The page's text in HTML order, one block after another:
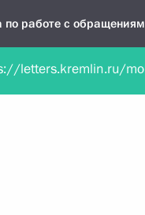
по работе с
документа
letters.kremlin.ru/